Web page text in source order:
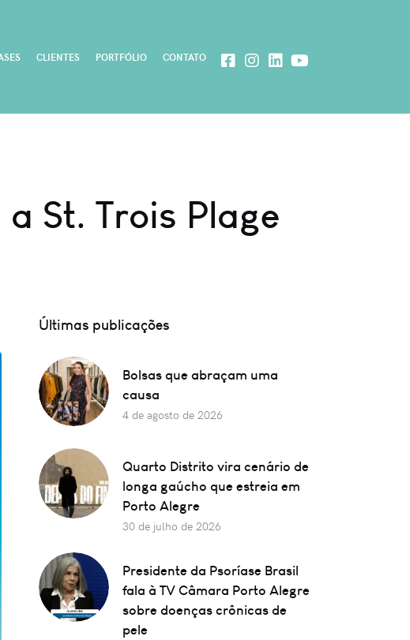
CLIENTES PORTFÓLIO CONTATO
St. Trois Plage
Últimas publicações
Bolsas que abraçam uma
causa
4 de agosto de 2026
Quarto Distrito vira cenário de
longa gaúcho que estreia em
Porto Alegre
30 de julho de 2026
Presidente da Psoríase Brasil
fala à TV Câmara Porto Alegre
sobre doenças crônicas de
pele